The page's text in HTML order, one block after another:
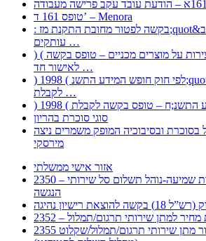
טופס 161 ד’ – Menora
: בקשה לפטור מחובת התקנת מז;quot&ח 3 טופס מספר ים ב
עותקים …
) ( פעמי להקלטת יצירות על מוצרים מכניים – טופס בקשה
לאישור חד …
) 1998 ( לפי חוק חופש המידע התשנ;quot&ח – טופס בקשה
לקבלת …
סוגי סוכרת בהריון
בסוכרת ובסיבוכיה המופק משמרים ניצה
מירסקי
אזור אישי ממשלתי
2350 – מידע לסטודנט עם לקות שמיעה-נוהל תשלום סל שירותי
הנגשה
להוצאת רישיון נהיגה
הצעת מחיר למתן שירותי תרגום/תמלול
2355 דרישה לתשלום עבור מתן שירותי תרגום/תמלול/שקלוט